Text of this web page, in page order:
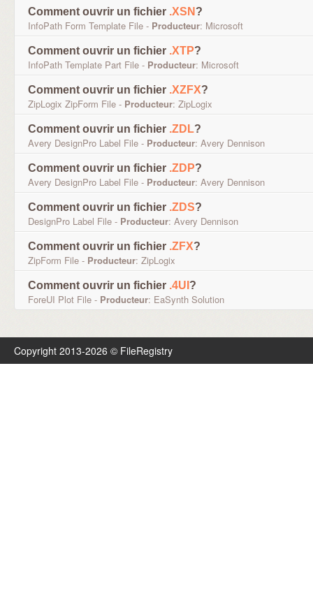
Comment ouvrir un fichier .XSN ?
InfoPath Form Template File - Producteur: Microsoft
Comment ouvrir un fichier .XTP?
InfoPath Template Part File - Producteur: Microsoft
Comment ouvrir un fichier .XZFX?
ZipLogix ZipForm File - Producteur: ZipLogix
Comment ouvrir un fichier .ZDL?
Avery DesignPro Label File - Producteur: Avery Dennison
Comment ouvrir un fichier .ZDP?
Avery DesignPro Label File - Producteur: Avery Dennison
Comment ouvrir un fichier .ZDS?
DesignPro Label File - Producteur: Avery Dennison
Comment ouvrir un fichier .ZFX?
ZipForm File - Producteur: ZipLogix
Comment ouvrir un fichier .4UI ?
ForeUI Plot File - Producteur: EaSynth Solution
Copyright 2013-2026 © FileRegistry